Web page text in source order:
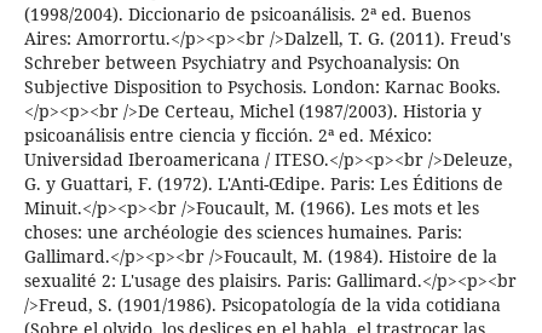
(1998/2004). Diccionario de psicoanálisis. 2ª ed. Buenos
Aires: Amorrortu.</p><p><br />Dalzell, T. G. (2011). Freud's
Schreber between Psychiatry and Psychoanalysis: On
Subjective Disposition to Psychosis. London: Karnac Books.
</p><p><br />De Certeau, Michel (1987/2003). Historia y
psicoanálisis entre ciencia y ficción. 2ª ed. México:
Universidad Iberoamericana / ITESO.</p><p><br />Deleuze,
G. y Guattari, F. (1972). L'Anti-Œdipe. Paris: Les Éditions de
Minuit.</p><p><br />Foucault, M. (1966). Les mots et les
choses: une archéologie des sciences humaines. Paris:
Gallimard.</p><p><br />Foucault, M. (1984). Histoire de la
sexualité 2: L'usage des plaisirs. Paris: Gallimard.</p><p><br
/>Freud, S. (1901/1986). Psicopatología de la vida cotidiana